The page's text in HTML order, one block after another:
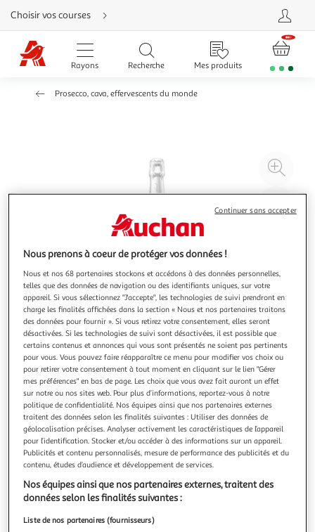
Aller
directement
au
contenu
Aller
directement
Aller
d'aide
Choisir vos courses
Rayons Recherche Mes produits
Prosecco, cava, effervescents du monde
à
FREIXENET
Espagne Cava Ice Rosé
En savoir +
75cl
Vous voulez connaître le prix de ce produit ?
Afficher le prix
Nous prenons à coeur de protéger vos données !
Nous et nos 68 partenaires stockons et accédons à des données personnelles,
telles que des données de navigation ou des identifiants uniques, sur votre
appareil. Si vous sélectionnez "J'accepte", les technologies de suivi prendront en
charge les finalités affichées dans la section « Nous et nos partenaires traitons
des données pour fournir ». Si vous retirez votre consentement, elles seront
désactivées. Si les technologies de suivi sont désactivées, il est possible que
certains contenus et annonces qui vous sont présentés ne soient pas pertinents
pour vous. Vous pouvez faire réapparaître ce menu pour modifier vos choix ou
pour retirer votre consentement à tout moment en cliquant sur le lien "Gérer
mes préférences" en bas de page. Les choix que vous avez fait auront un effet
sur notre ou nos sites web. Pour plus d’informations, reportez-vous à notre
politique de confidentialité. Nos équipes ainsi que nos partenaires externes
traitent des données selon les finalités suivantes : Utiliser des données de
géolocalisation précises. Analyser activement les caractéristiques de l’appareil
pour l’identification. Stocker et/ou accéder à des informations sur un appareil.
Publicités et contenu personnalisés, mesure de performance des publicités et du
contenu, études d’audience et développement de services.
Nos équipes ainsi que nos partenaires externes, traitent des
données selon les finalités suivantes :
Liste de nos partenaires (fournisseurs)
Continuer sans accepter